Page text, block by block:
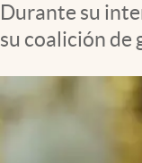
Durante su
su coalición de